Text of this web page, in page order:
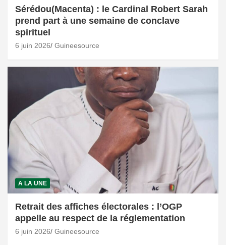
Sérédou(Macenta) : le Cardinal Robert Sarah
prend part à une semaine de conclave
spirituel
6 juin 2026 Guineesource
A LA UNE
Retrait des affiches électorales : l’OGP
appelle au respect de la réglementation
6 juin 2026 Guineesource